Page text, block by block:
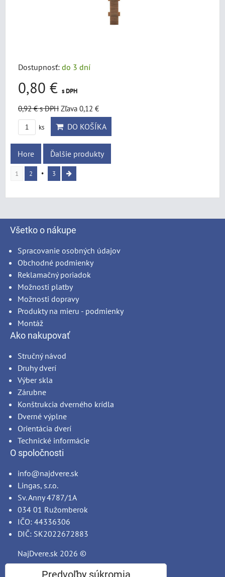
Dostupnosť: do 3 dní
0,80 € s DPH
0,92 €s DPH Zľava 0,12 €
ks DO KOŠÍKA
Hore Ďalšie produkty
1 2 3
Všetko o nákupe
Spracovanie osobných údajov
Obchodné podmienky
Reklamačný poriadok
Možnosti platby
Možnosti dopravy
Produkty na mieru - podmienky
Montáž
Ako nakupovať
Stručný návod
Druhy dverí
Výber skla
Zárubne
Konštrukcia dverného krídla
Dverné výplne
Orientácia dverí
Technické informácie
O spoločnosti
info@najdvere.sk
Lingas, s.r.o.
Sv. Anny 4787/1A
034 01 Ružomberok
IČO: 44336306
DIČ: SK2022672883
NajDvere.sk 2026 ©
Predvoľby súkromia